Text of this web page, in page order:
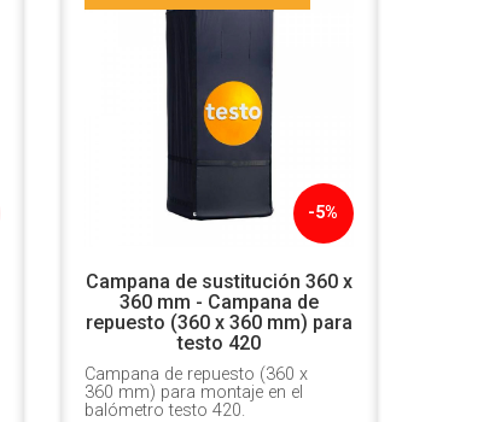
-5%
Campana de sustitución 360 x
360 mm - Campana de
repuesto (360 x 360 mm) para
testo 420
Campana de repuesto (360 x
360 mm) para montaje en el
balómetro testo 420.